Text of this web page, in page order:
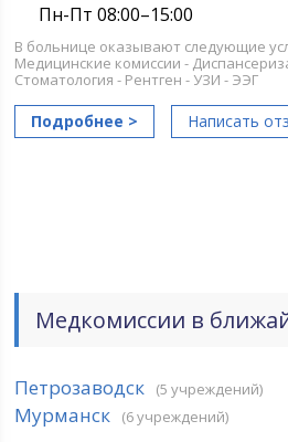
Пн-Пт 08:00–15:00
В больнице оказывают следующие
Медицинские комиссии -
Стоматология - Рентген - УЗИ - ЭЭГ
Подробнее > Написать
Медкомиссии в
Петрозаводск (5 учреждений)
Мурманск (6 учреждений)